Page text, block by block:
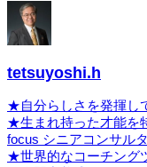
tetsuyoshi.h
★自分らしさを発揮し
★生まれ持った才能を
focus シニアコンサル
★世界的なコーチング